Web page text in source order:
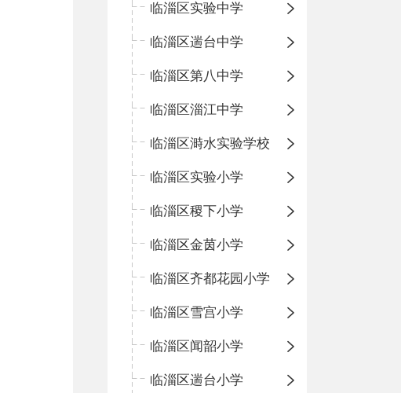
临淄区实验中学
临淄区遄台中学
临淄区第八中学
临淄区淄江中学
临淄区溡水实验学校
临淄区实验小学
临淄区稷下小学
临淄区金茵小学
临淄区齐都花园小学
临淄区雪宫小学
临淄区闻韶小学
临淄区遄台小学